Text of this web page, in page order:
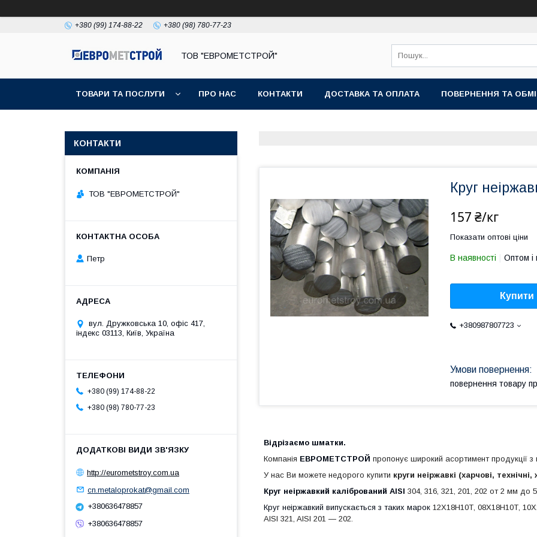
+380 (99) 174-88-22 +380 (98) 780-77-23
ТОВ "ЕВРОМЕТСТРОЙ"
ТОВАРИ ТА ПОСЛУГИ ПРО НАС КОНТАКТИ ДОСТАВКА ТА ОПЛАТА ПОВЕРНЕННЯ ТА
Круг
157 ₴/кг
Показати оптові ціни
В наявності Оптом і
Купити
+380987807723
повернення товару
Відрізаємо шматки.
Компанія ЕВРОМЕТСТРОЙ пропонує широкий асортимент продукції з
У нас Ви можете недорого купити круги неіржавкі (харчові,
Круг неіржавкий калібрований AISI 304, 316, 321, 201, 202 от 2 мм до
Круг неіржавкий випускається з таких марок 12Х18Н10Т, 08Х18Н10Т,
AISI 321, AISI 201 ― 202.
КОНТАКТИ
ТОВ "ЕВРОМЕТСТРОЙ"
Петр
вул. Дружковська 10, офіс 417,
індекс 03113, Київ, Україна
+380 (99) 174-88-22
+380 (98) 780-77-23
http://eurometstroy.com.ua
cn.metaloprokat@gmail.com
+380636478857
+380636478857